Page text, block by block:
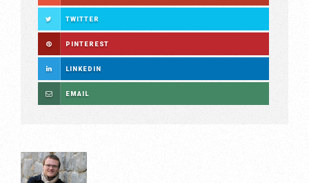
TWITTER
PINTEREST
LINKEDIN
EMAIL